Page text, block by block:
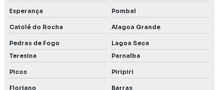
Esperança Pombal
Catolé do Rocha Alagoa Grande
Pedras de Fogo
Lagoa Seca
Teresina
Parnaíba
Picos Piripiri
Floriano Barras